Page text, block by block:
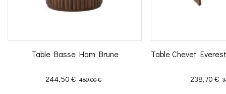
Table Basse Ham Brune
Prix
244,50 € Prix de base
489,00 €
Table Chevet
Prix
238,70 €